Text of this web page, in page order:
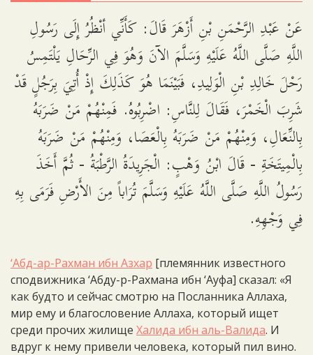
عَنْ عَبْدِ الرَّحْمَنِ بْنِ أَزْهَرَ قَالَ: كَأَنِّي أنْظُرُ إِلَى رَسُولِ
اللَّهِ صَلَّى اللَّهُ عَلَيْهِ وَسَلَّمَ الآنَ وَهُوَ فِي الرِّحَالِ يَلْتَمِسُ
رَحْلَ خَالِدِ بْنِ الْوَلِيدِ، فَبَيْنَمَا هُوَ كَذَلِكَ إِذْ أُتِيَ بِرَجُلٍ قَدْ
شَرِبَ الْخَمْرَ، فَقَالَ لِلنَّاسِ: اضْرِبُوهُ. فَمِنْهُمْ مَنْ ضَرَبَهُ
بِالنِّعَالِ، وَمِنْهُمْ مَنْ ضَرَبَهُ بِالْعَصَا، وَمِنْهُمْ مَنْ ضَرَبَهُ
بِالْمِيتَخَةِ - قَالَ ابْنُ وَهْبٍ: الْجَرِيدَةُ الرَّطْبَةُ - ثُمَّ أَخَذَ
رَسُولُ اللَّهِ صَلَّى اللَّهُ عَلَيْهِ وَسَلَّمَ تُرَاباً مِنَ الأَرْضِ فَرَمَى بِهِ
فِي وَجْهِهِ.
‘Абд-ар-Рахман ибн Азхар [племянник известного
сподвижника ‘Абду-р-Рахмана ибн ‘Ауфа] сказал: «Я
как будто и сейчас смотрю на Посланника Аллаха,
мир ему и благословение Аллаха, который ищет
среди прочих жилище Халида ибн аль-Валида. И
вдруг к нему привели человека, который пил вино.